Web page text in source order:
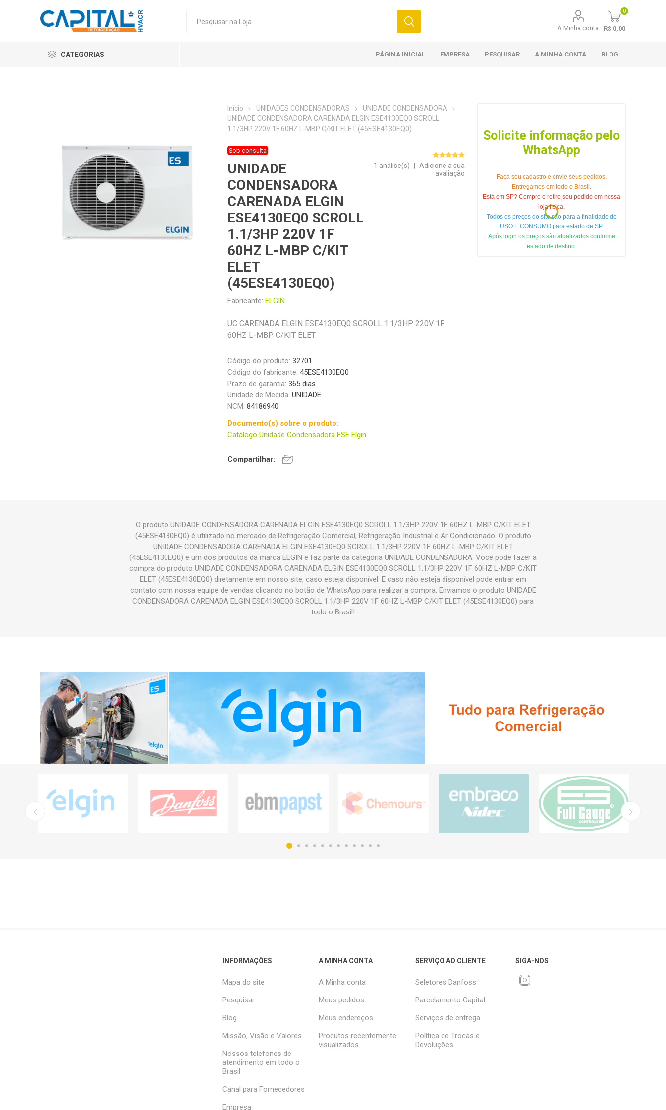
A Minha conta
0
R$ 0,00
CATEGORIAS PÁGINA INICIAL EMPRESA PESQUISAR A MINHA CONTA BLOG
Início UNIDADES CONDENSADORAS
UNIDADE CONDENSADORA
UNIDADE CONDENSADORA CARENADA ELGIN ESE4130EQ0 SCROLL
1.1/3HP 220V 1F 60HZ L-MBP C/KIT ELET (45ESE4130EQ0)
Sob consulta
UNIDADE
CONDENSADORA
CARENADA ELGIN
ESE4130EQ0 SCROLL
1.1/3HP 220V 1F
60HZ L-MBP C/KIT
ELET
(45ESE4130EQ0)
Fabricante: ELGIN
1 análise(s)
Adicione a sua
avaliação
UC CARENADA ELGIN ESE4130EQ0 SCROLL 1.1/3HP 220V 1F
60HZ L-MBP C/KIT ELET
Código do produto: 32701
Código do fabricante: 45ESE4130EQ0
Prazo de garantia:365 dias
Unidade de Medida:UNIDADE
NCM:84186940
Documento(s) sobre o produto:
Catálogo Unidade Condensadora ESE Elgin
Compartilhar:
Solicite informação pelo
WhatsApp
Faça seu cadastro e envie seus pedidos.
Entregamos em todo o Brasil.
Está em SP? Compre e retire seu pedido em nossa
loja física.
Todos os preços do site são para a finalidade de
USO E CONSUMO para estado de SP.
Após login os preços são atualizados conforme
estado de destino.
O produto UNIDADE CONDENSADORA CARENADA ELGIN ESE4130EQ0 SCROLL 1.1/3HP 220V 1F 60HZ L-MBP C/KIT ELET
(45ESE4130EQ0) é utilizado no mercado de Refrigeração Comercial, Refrigeração Industrial e Ar Condicionado. O produto
UNIDADE CONDENSADORA CARENADA ELGIN ESE4130EQ0 SCROLL 1.1/3HP 220V 1F 60HZ L-MBP C/KIT ELET
(45ESE4130EQ0) é um dos produtos da marca ELGIN e faz parte da categoria UNIDADE CONDENSADORA. Você pode fazer a
compra do produto UNIDADE CONDENSADORA CARENADA ELGIN ESE4130EQ0 SCROLL 1.1/3HP 220V 1F 60HZ L-MBP C/KIT
ELET (45ESE4130EQ0) diretamente em nosso site, caso esteja disponível. E caso não esteja disponível pode entrar em
contato com nossa equipe de vendas clicando no botão de WhatsApp para realizar a compra. Enviamos o produto UNIDADE
CONDENSADORA CARENADA ELGIN ESE4130EQ0 SCROLL 1.1/3HP 220V 1F 60HZ L-MBP C/KIT ELET (45ESE4130EQ0) para
todo o Brasil!
INFORMAÇÕES
Mapa do site
Pesquisar
Blog
Missão, Visão e Valores
Nossos telefones de
atendimento em todo o
Brasil
Canal para Fornecedores
Empresa
A MINHA CONTA
A Minha conta
Meus pedidos
Meus endereços
Produtos recentemente
visualizados
SERVIÇO AO CLIENTE
Seletores Danfoss
Parcelamento Capital
Serviços de entrega
Política de Trocas e
Devoluções
SIGA-NOS